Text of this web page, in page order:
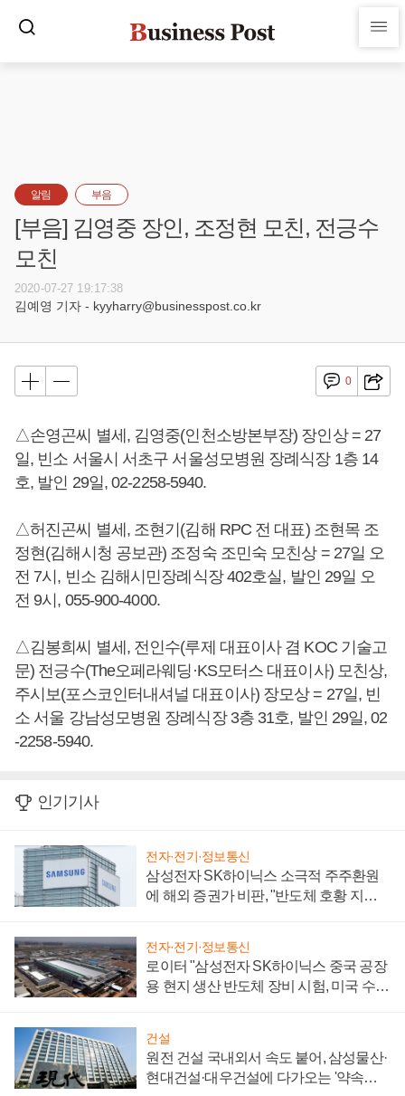
알림 부음
[부음] 김영중 장인, 조정현 모친, 전긍수
모친
2020-07-27 19:17:38
김예영 기자 - kyyharry@businesspost.co.kr
0
△손영곤씨 별세, 김영중(인천소방본부장) 장인상 = 27
일, 빈소 서울시 서초구 서울성모병원 장례식장 1층 14
호, 발인 29일, 02-2258-5940.
△허진곤씨 별세, 조현기(김해 RPC 전 대표) 조현목 조
정현(김해시청 공보관) 조정숙 조민숙 모친상 = 27일 오
전 7시, 빈소 김해시민장례식장 402호실, 발인 29일 오
전 9시, 055-900-4000.
△김봉희씨 별세, 전인수(루제 대표이사 겸 KOC 기술고
문) 전긍수(The오페라웨딩·KS모터스 대표이사) 모친상,
주시보(포스코인터내셔널 대표이사) 장모상 = 27일, 빈
소 서울 강남성모병원 장례식장 3층 31호, 발인 29일, 02
-2258-5940.
인기기사
전자·전기·정보통신
삼성전자 SK하이닉스 소극적 주주환원
에 해외 증권가 비판, "반도체 호황 지속
전자·전기·정보통신
로이터 "삼성전자 SK하이닉스 중국 공장
용 현지 생산 반도체 장비 시험, 미국 수출
건설
원전 건설 국내외서 속도 붙어, 삼성물산·
현대건설·대우건설에 다가오는 '약속의